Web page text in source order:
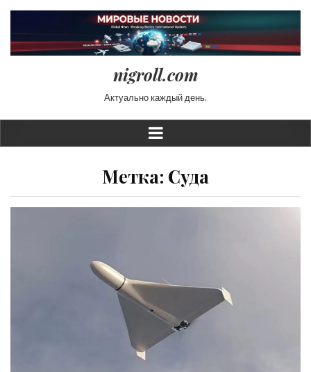
nigroll.com
Актуально каждый день.
Метка: Суда